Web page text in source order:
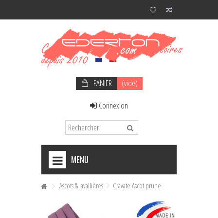
PANIER
(vide)
Connexion
MENU
NOEUDS PAPILLON HOMME
+
NOEUDS PAPILLON FEMME
Ascots & lavallières Cravate Ascot prune